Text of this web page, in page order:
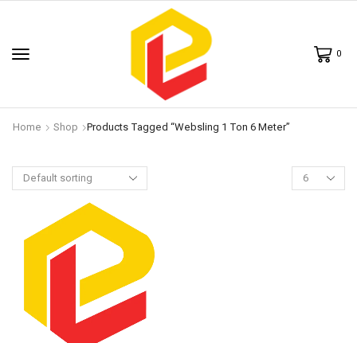
0
Home Shop Products Tagged “websling 1 Ton 6 Meter”